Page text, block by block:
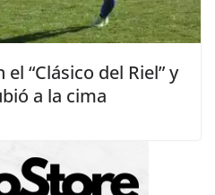
“Clásico del Riel” y
a la cima